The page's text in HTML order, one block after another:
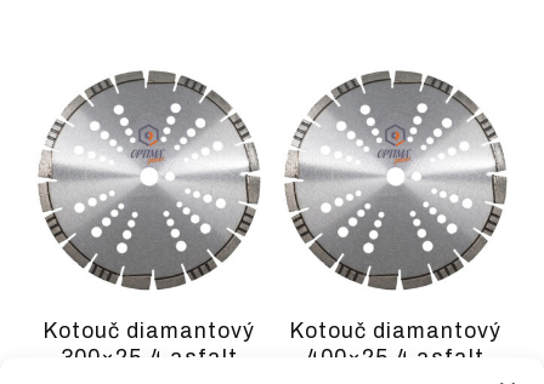
Kotouč diamantový
300×25,4 asfalt
Kotouč diamantový
400×25,4 asfalt